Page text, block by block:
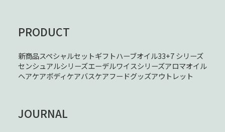
PRODUCT
新商品スペシャルセットギフトハーブオイル33+7 シリーズ
センシュアルシリーズエーデルワイスシリーズアロマオイル
ヘアケアボディケアバスケアフードグッズアウトレット
JOURNAL